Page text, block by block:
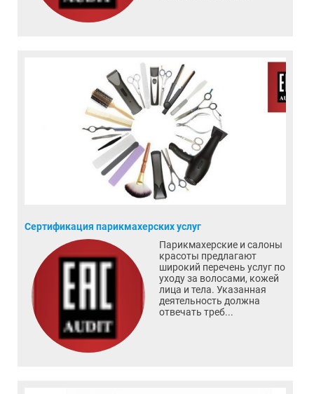
Сертификация парикмахерских услуг
Парикмахерские и салоны
красоты предлагают
широкий перечень услуг по
уходу за волосами, кожей
лица и тела. Указанная
деятельность должна
отвечать треб...